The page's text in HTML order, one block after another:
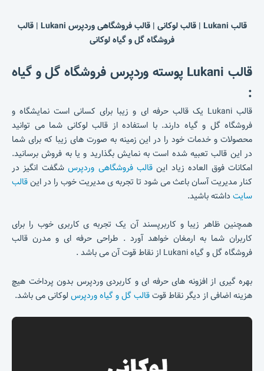
قالب Lukani | قالب لوکانی | قالب فروشگاهی وردپرس Lukani | قالب
فروشگاه گل و گیاه لوکانی
قالب Lukani پوسته وردپرس فروشگاه گل و گیاه
:
قالب Lukani یک قالب حرفه ای و زیبا برای کسانی است نمایشگاه و
فروشگاه گل و گیاه دارند. با استفاده از قالب لوکانی شما می توانید
محصولات و خدمات خود را در این زمینه به صورت های زیبا که برای شما
در این قالب تعبیه شده است به نمایش بگذارید و یا به فروش برسانید.
امکانات فوق العاده زیاد این قالب فروشگاهی وردپرسشگفت انگیز در
کنار مدیریت آسان باعث می شود تا تجربه ی مدیریت خوب را در اینقالب
سایت داشته باشید.
همچنین ظاهر زیبا و کاربرپسند آن یک تجربه ی کاربری خوب را برای
کاربران شما به ارمغان خواهد آورد . طراحی حرفه ای و مدرن قالب
فروشگاه گل و گیاه Lukani از نقاط قوت آن می باشد .
بهره گیری از افزونه های حرفه ای و کاربردی وردپرس بدون پرداخت هیچ
هزینه اضافی از دیگر نقاط قوتقالب گل و گیاه وردپرس لوکانی می باشد.